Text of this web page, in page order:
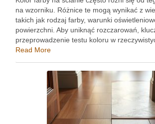
na wzorniku. Różnice te mogą wynikać z
takich jak rodzaj farby, warunki
powierzchni. Aby uniknąć rozczarowań,
przeprowadzenie testu koloru w
także zrozumienie, jak przygotowanie
Read More